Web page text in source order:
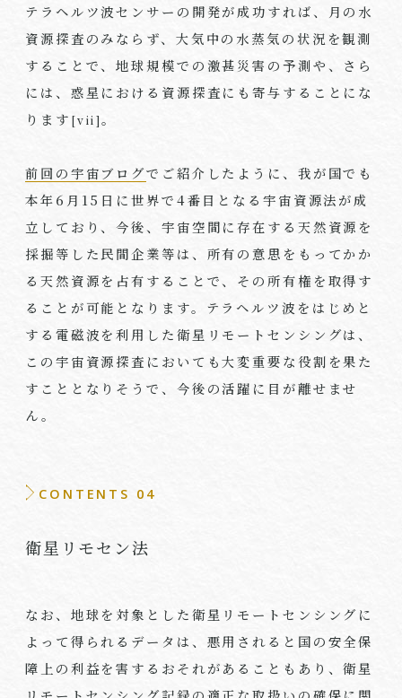
テラヘルツ波センサーの開発が成功すれば、月の水
資源探査のみならず、大気中の水蒸気の状況を観測
することで、地球規模での激甚災害の予測や、さら
には、惑星における資源探査にも寄与することにな
ります [vii]。
前回の宇宙ブログでご紹介したように、我が国でも
本年6月15日に世界で4番目となる宇宙資源法が成
立しており、今後、宇宙空間に存在する天然資源を
採掘等した民間企業等は、所有の意思をもってかか
る天然資源を占有することで、その所有権を取得す
ることが可能となります。テラヘルツ波をはじめと
する電磁波を利用した衛星リモートセンシングは、
この宇宙資源探査においても大変重要な役割を果た
すこととなりそうで、今後の活躍に目が離せませ
ん。
CONTENTS 04
衛星リモセン法
なお、地球を対象とした衛星リモートセンシングに
よって得られるデータは、悪用されると国の安全保
障上の利益を害するおそれがあることもあり、衛星